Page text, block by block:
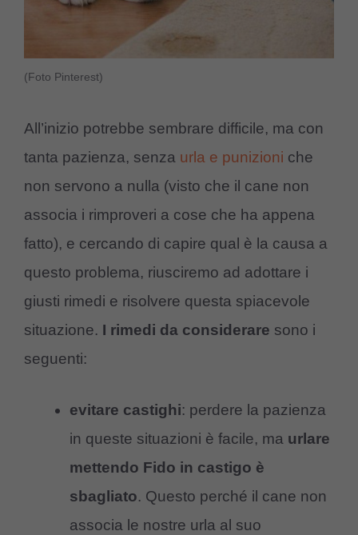
(Foto Pinterest)
All’inizio potrebbe sembrare difficile, ma con
tanta pazienza, senza urla e punizioni che
non servono a nulla (visto che il cane non
associa i rimproveri a cose che ha appena
fatto), e cercando di capire qual è la causa a
questo problema, riusciremo ad adottare i
giusti rimedi e risolvere questa spiacevole
situazione. I rimedi da considerare sono i
seguenti:
evitare castighi: perdere la pazienza
in queste situazioni è facile, ma urlare
mettendo Fido in castigo è
sbagliato. Questo perché il cane non
associa le nostre urla al suo